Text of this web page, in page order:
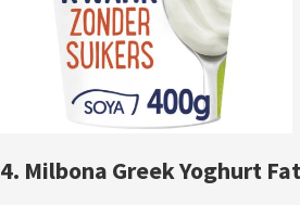
4. Milbona Greek Yoghurt